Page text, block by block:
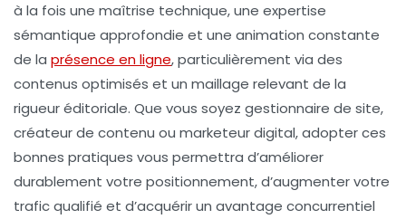
à la fois une maîtrise technique, une expertise
sémantique approfondie et une animation constante
de la présence en ligne, particulièrement via des
contenus optimisés et un maillage relevant de la
rigueur éditoriale. Que vous soyez gestionnaire de site,
créateur de contenu ou marketeur digital, adopter ces
bonnes pratiques vous permettra d’améliorer
durablement votre positionnement, d’augmenter votre
trafic qualifié et d’acquérir un avantage concurrentiel